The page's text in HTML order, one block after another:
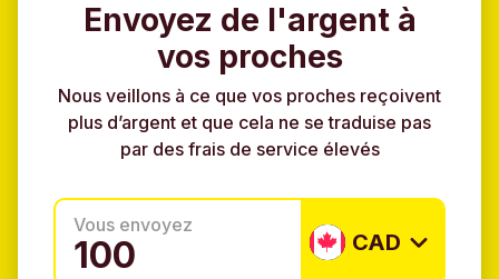
Envoyez de l'argent à
vos proches
Nous veillons à ce que vos proches reçoivent
plus d’argent et que cela ne se traduise pas
par des frais de service élevés
Vous envoyez
CAD